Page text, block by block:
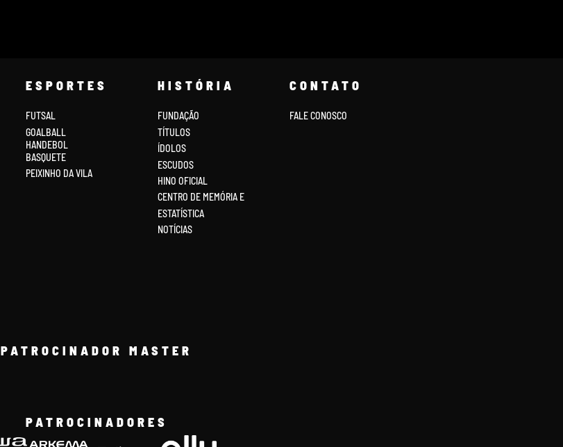
ESPORTES
FUTSAL
GOALBALL
HANDEBOL
BASQUETE
PEIXINHO DA VILA
HISTÓRIA
FUNDAÇÃO
TÍTULOS
ÍDOLOS
ESCUDOS
HINO OFICIAL
CENTRO DE MEMÓRIA E
ESTATÍSTICA
NOTÍCIAS
CONTATO
FALE CONOSCO
PATROCINADOR MASTER
PATROCINADORES